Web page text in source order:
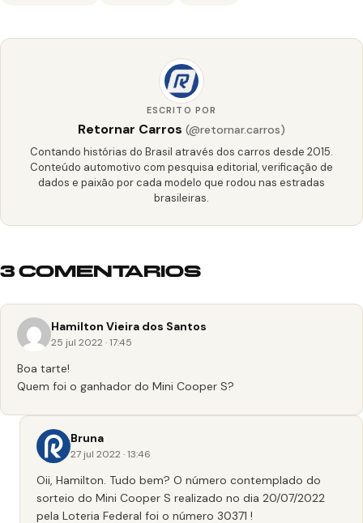
ESCRITO POR
Retornar Carros (@retornar.carros)
Contando histórias do Brasil através dos carros desde 2015.
Conteúdo automotivo com pesquisa editorial, verificação de
dados e paixão por cada modelo que rodou nas estradas
brasileiras.
3 COMENTARIOS
Hamilton Vieira dos Santos
25 jul 2022 · 17:45
Boa tarte!
Quem foi o ganhador do Mini Cooper S?
Bruna
27 jul 2022 · 13:46
Oii, Hamilton. Tudo bem? O número contemplado do
sorteio do Mini Cooper S realizado no dia 20/07/2022
pela Loteria Federal foi o número 30371 !